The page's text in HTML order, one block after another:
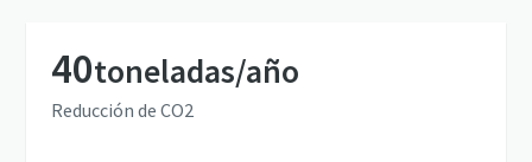
40toneladas/año
Reducción de CO2